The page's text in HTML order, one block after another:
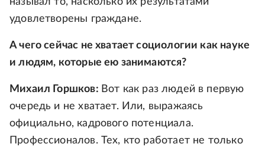
удовлетворены граждане.
А чего сейчас не хватает социологии как науке
и людям, которые ею занимаются?
Михаил Горшков: Вот как раз людей в первую
очередь и не хватает. Или, выражаясь
официально, кадрового потенциала.
Профессионалов. Тех, кто работает не только